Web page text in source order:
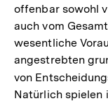
offenbar sowohl
auch vom
wesentliche
angestrebten
von
Natürlich spielen